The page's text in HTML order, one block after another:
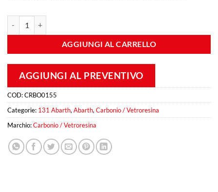
AGGIUNGI AL CARRELLO
AGGIUNGI AL PREVENTIVO
COD:CRBO0155
Categorie: 131 Abarth, Abarth, Carbonio / Vetroresina
Marchio:Carbonio / Vetroresina